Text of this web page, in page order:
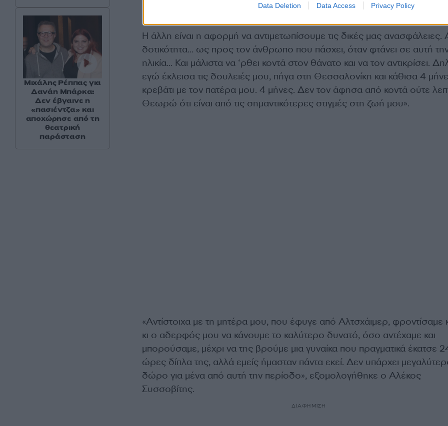
Data Deletion Data Access Privacy Policy
Η άλλη είναι η αφορμή να αντιμετωπίσουμε τις δικές μας ανασφάλειες.
δοτικότητα… ως προς τον άνθρωπο που πάσχει, όταν φτάνει σε αυτή
ηλικία… Και μάλιστα να ‘ρθει κοντά στον θάνατο και να τον αντικρίσει.
εγώ έκλεισα τις δουλειές μου, πήγα στη Θεσσαλονίκη και κάθισα 4
κρεβάτι με τον πατέρα μου. 4 μήνες. Δεν τον άφησα από κοντά ούτε
Θεωρώ ότι είναι από τις σημαντικότερες στιγμές στη ζωή μου».
«Αντίστοιχα με τη μητέρα μου, που έφυγε από Αλτσχάιμερ, φροντίσαμε
κι ο αδερφός μου να κάνουμε το καλύτερο δυνατό, όσο αντέχαμε και
μπορούσαμε, μέχρι να της βρούμε μια γυναίκα που πραγματικά έκατσε
ώρες δίπλα της, αλλά εμείς ήμασταν πάντα εκεί. Δεν υπάρχει
δώρο για μένα από αυτή την περίοδο», εξομολογήθηκε ο Αλέκος
Συσσοβίτης.
ΔΙΑΦΗΜΙΣΗ
Μιχάλης Ρέππας για
Δανάη Μπάρκα:
Δεν έβγαινε η
«πασιέντζα» και
αποχώρησε από τη
θεατρική
παράσταση